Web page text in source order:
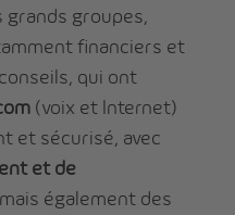
grands groupes,
financiers et
qui ont
(voix et Internet)
et sécurisé, avec
et de
également des